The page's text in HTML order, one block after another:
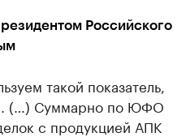
Российского
такой показатель,
(…) Суммарно по ЮФО
с продукцией АПК